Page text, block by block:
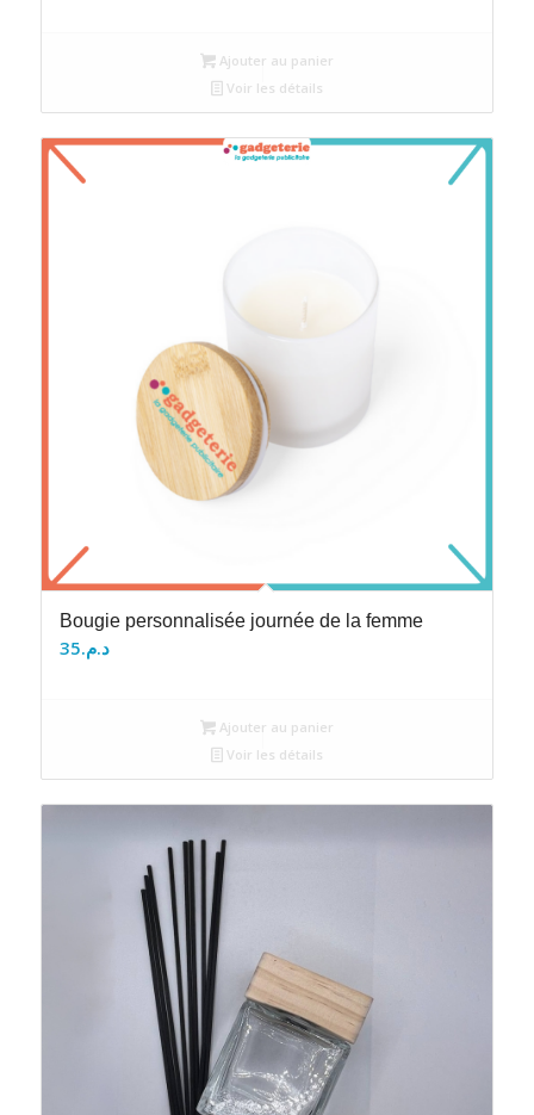
Ajouter au panier
Voir les détails
Bougie personnalisée journée de la femme
د.م.35
Ajouter au panier
Voir les détails